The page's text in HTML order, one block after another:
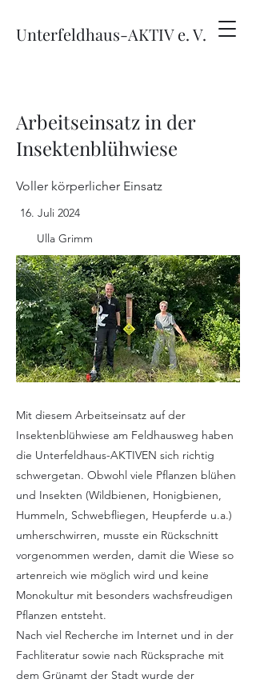
Unterfeldhaus-AKTIV e. V.
Arbeitseinsatz in der
Insektenblühwiese
Voller körperlicher Einsatz
16. Juli 2024
Ulla Grimm
Mit diesem Arbeitseinsatz auf der
Insektenblühwiese am Feldhausweg haben
die Unterfeldhaus-AKTIVEN sich richtig
schwergetan. Obwohl viele Pflanzen blühen
und Insekten (Wildbienen, Honigbienen,
Hummeln, Schwebfliegen, Heupferde u.a.)
umherschwirren, musste ein Rückschnitt
vorgenommen werden, damit die Wiese so
artenreich wie möglich wird und keine
Monokultur mit besonders wachsfreudigen
Pflanzen entsteht.
Nach viel Recherche im Internet und in der
Fachliteratur sowie nach Rücksprache mit
dem Grünamt der Stadt wurde der